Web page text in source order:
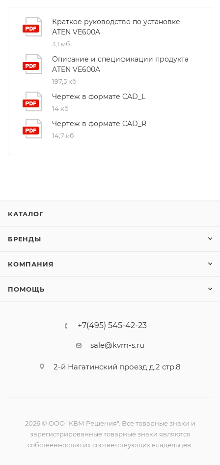
Краткое руководство по установке
ATEN VE600A
3,1 мб
Описание и спецификации продукта
ATEN VE600A
197,5 кб
Чертеж в формате CAD_L
14 кб
Чертеж в формате CAD_R
14,7 кб
КАТАЛОГ
БРЕНДЫ
КОМПАНИЯ
ПОМОЩЬ
+7(495) 545-42-23
sale@kvm-s.ru
2-й Нагатинский проезд д.2 стр.8
2026 © ООО "КВМ Решения". Все товарные знаки и
зарегистрированные товарные знаки являются
собственностью их соответствующих владельцев.